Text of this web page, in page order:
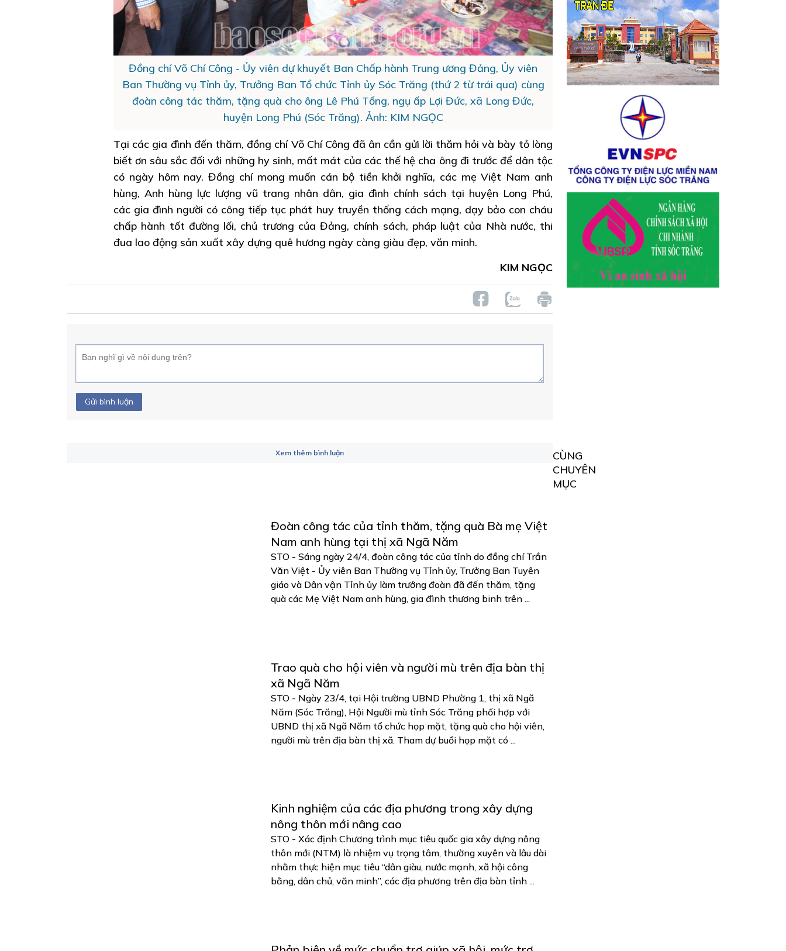
Đồng chí Võ Chí Công - Ủy viên dự khuyết Ban Chấp hành Trung ương Đảng, Ủy viên
Ban Thường vụ Tỉnh ủy, Trưởng Ban Tổ chức Tỉnh ủy Sóc Trăng (thứ 2 từ trái qua) cùng
đoàn công tác thăm, tặng quà cho ông Lê Phú Tổng, ngụ ấp Lợi Đức, xã Long Đức,
huyện Long Phú (Sóc Trăng). Ảnh: KIM NGỌC
Tại các gia đình đến thăm, đồng chí Võ Chí Công đã ân cần gửi lời thăm hỏi và bày tỏ lòng
biết ơn sâu sắc đối với những hy sinh, mất mát của các thế hệ cha ông đi trước để dân tộc
có ngày hôm nay. Đồng chí mong muốn cán bộ tiền khởi nghĩa, các mẹ Việt Nam anh
hùng, Anh hùng lực lượng vũ trang nhân dân, gia đình chính sách tại huyện Long Phú,
các gia đình người có công tiếp tục phát huy truyền thống cách mạng, dạy bảo con cháu
chấp hành tốt đường lối, chủ trương của Đảng, chính sách, pháp luật của Nhà nước, thi
đua lao động sản xuất xây dựng quê hương ngày càng giàu đẹp, văn minh.
KIM NGỌC
Gửi bình luận
Xem thêm bình luận
CÙNG
CHUYÊN
MỤC
Đoàn công tác của tỉnh thăm, tặng quà Bà mẹ Việt
Nam anh hùng tại thị xã Ngã Năm
STO - Sáng ngày 24/4, đoàn công tác của tỉnh do đồng chí Trần
Văn Việt - Ủy viên Ban Thường vụ Tỉnh ủy, Trưởng Ban Tuyên
giáo và Dân vận Tỉnh ủy làm trưởng đoàn đã đến thăm, tặng
quà các Mẹ Việt Nam anh hùng, gia đình thương binh trên ...
Trao quà cho hội viên và người mù trên địa bàn thị
xã Ngã Năm
STO - Ngày 23/4, tại Hội trường UBND Phường 1, thị xã Ngã
Năm (Sóc Trăng), Hội Người mù tỉnh Sóc Trăng phối hợp với
UBND thị xã Ngã Năm tổ chức họp mặt, tặng quà cho hội viên,
người mù trên địa bàn thị xã. Tham dự buổi họp mặt có ...
Kinh nghiệm của các địa phương trong xây dựng
nông thôn mới nâng cao
STO - Xác định Chương trình mục tiêu quốc gia xây dựng nông
thôn mới (NTM) là nhiệm vụ trọng tâm, thường xuyên và lâu dài
nhằm thực hiện mục tiêu “dân giàu, nước mạnh, xã hội công
bằng, dân chủ, văn minh”, các địa phương trên địa bàn tỉnh ...